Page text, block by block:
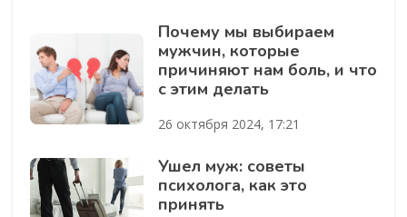
Почему мы выбираем
мужчин, которые
причиняют нам боль, и что
с этим делать
26 октября 2024, 17:21
Ушел муж: советы
психолога, как это
принять